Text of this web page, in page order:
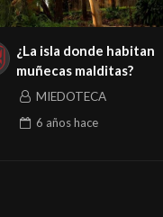
¿La isla donde habitan
muñecas malditas?
MIEDOTECA
6 añoshace